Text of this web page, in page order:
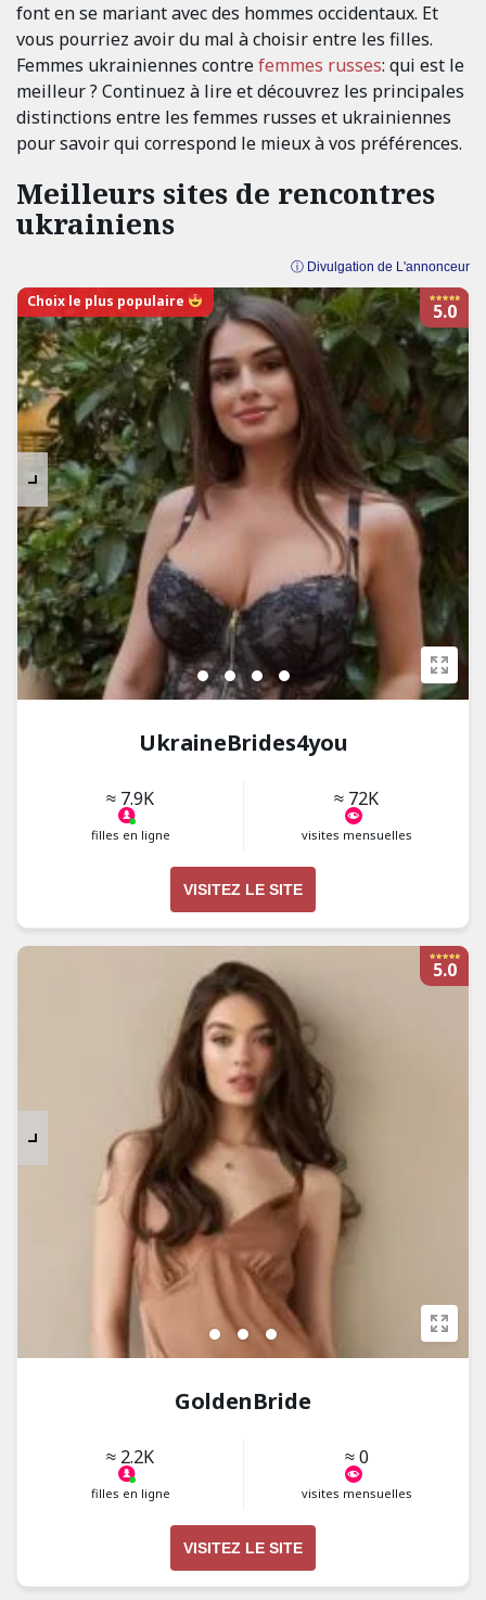
font en se mariant avec des hommes occidentaux. Et
vous pourriez avoir du mal à choisir entre les filles.
Femmes ukrainiennes contrefemmes russes: qui est le
meilleur ? Continuez à lire et découvrez les principales
distinctions entre les femmes russes et ukrainiennes
pour savoir qui correspond le mieux à vos préférences.
Meilleurs sites de rencontres
ukrainiens
ⓘ Divulgation de L'annonceur
5.0
Choix le plus populaire
UkraineBrides4you
≈ 7.9K
filles en ligne
≈ 72K
visites mensuelles
VISITEZ LE SITE
5.0
GoldenBride
≈ 2.2K
filles en ligne
≈ 0
visites mensuelles
VISITEZ LE SITE